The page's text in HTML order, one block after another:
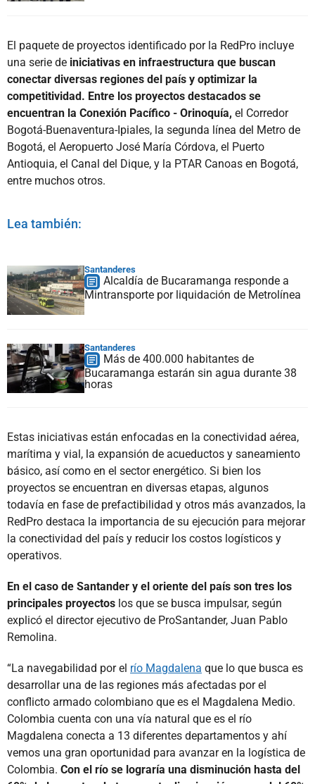
El paquete de proyectos identificado por la RedPro incluye
una serie de iniciativas en infraestructura que buscan
conectar diversas regiones del país y optimizar la
competitividad. Entre los proyectos destacados se
encuentran la Conexión Pacífico - Orinoquía, el Corredor
Bogotá-Buenaventura-Ipiales, la segunda línea del Metro de
Bogotá, el Aeropuerto José María Córdova, el Puerto
Antioquia, el Canal del Dique, y la PTAR Canoas en Bogotá,
entre muchos otros.
Lea también:
Santanderes
Alcaldía de Bucaramanga responde a
Mintransporte por liquidación de Metrolínea
Santanderes
Más de 400.000 habitantes de
Bucaramanga estarán sin agua durante 38
horas
Estas iniciativas están enfocadas en la conectividad aérea,
marítima y vial, la expansión de acueductos y saneamiento
básico, así como en el sector energético. Si bien los
proyectos se encuentran en diversas etapas, algunos
todavía en fase de prefactibilidad y otros más avanzados, la
RedPro destaca la importancia de su ejecución para mejorar
la conectividad del país y reducir los costos logísticos y
operativos.
En el caso de Santander y el oriente del país son tres los
principales proyectos los que se busca impulsar, según
explicó el director ejecutivo de ProSantander, Juan Pablo
Remolina.
“La navegabilidad por el río Magdalena que lo que busca es
desarrollar una de las regiones más afectadas por el
conflicto armado colombiano que es el Magdalena Medio.
Colombia cuenta con una vía natural que es el río
Magdalena conecta a 13 diferentes departamentos y ahí
vemos una gran oportunidad para avanzar en la logística de
Colombia. Con el río se lograría una disminución hasta del